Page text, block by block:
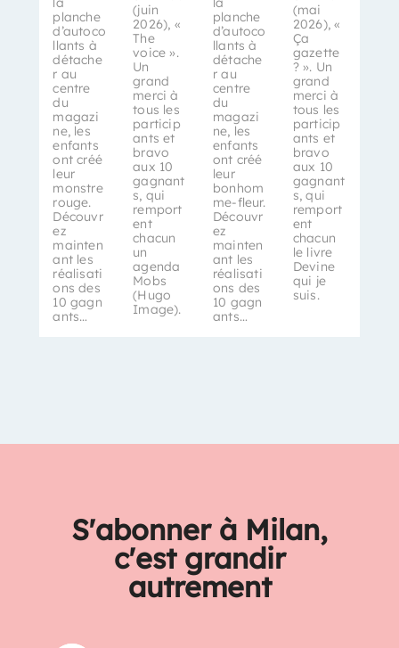
planche
d’autoco
llants à
détache
r au
centre
du
magazi
ne, les
enfants
ont créé
leur
monstre
rouge.
Découvr
ez
mainten
ant les
réalisati
ons des
10 gagn
ants…
(juin
2026), «
The
voice ».
Un
grand
merci à
tous les
particip
ants et
bravo
aux 10
gagnant
s, qui
remport
ent
chacun
un
agenda
Mobs
(Hugo
Image).
planche
d’autoco
llants à
détache
r au
centre
du
magazi
ne, les
enfants
ont créé
leur
bonhom
me-fleur.
Découvr
ez
mainten
ant les
réalisati
ons des
10 gagn
ants…
(mai
2026), «
Ça
gazette
? ». Un
grand
merci à
tous les
particip
ants et
bravo
aux 10
gagnant
s, qui
remport
ent
chacun
le livre
Devine
qui je
suis.
S'abonner à Milan,
c'est grandir
autrement